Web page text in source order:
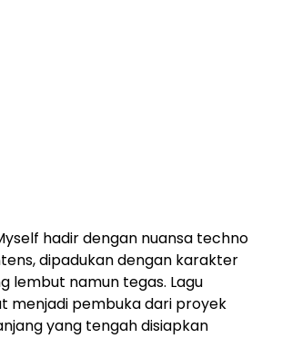
hadir dengan nuansa techno
dipadukan dengan karakter
lembut namun tegas. Lagu
menjadi pembuka dari proyek
yang tengah disiapkan